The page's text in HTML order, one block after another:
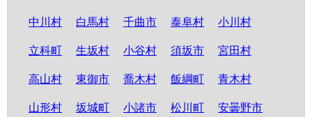
中川村 白馬村 千曲市 泰阜村 小川村
立科町 生坂村 小谷村 須坂市 宮田村
高山村 東御市 喬木村 飯綱町 青木村
山形村 坂城町 小諸市 松川町 安曇野市